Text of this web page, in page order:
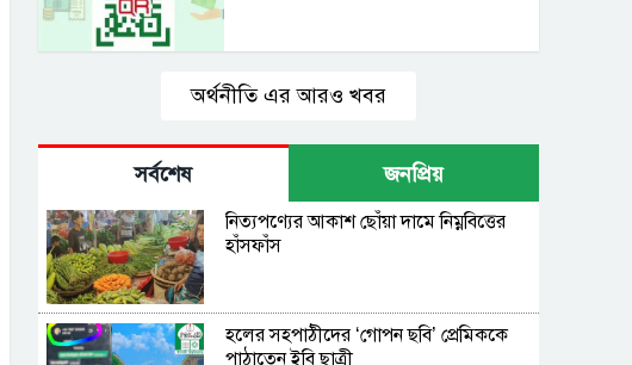
অর্থনীতি এর আরও খবর
সর্বশেষ জনপ্রিয়
নিত্যপণ্যের আকাশ ছোঁয়া দামে নিম্নবিত্তের
হাঁসফাঁস
হলের সহপাঠীদের ‘গোপন ছবি’ প্রেমিককে
পাঠাতেন ইবি ছাত্রী